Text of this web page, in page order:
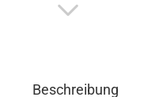
Beschreibung